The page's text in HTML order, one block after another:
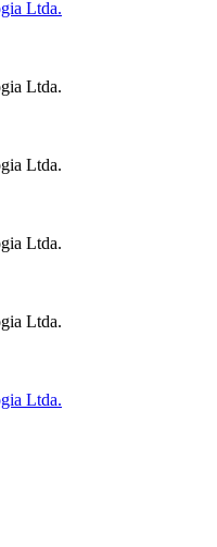
Ltda.
Ltda.
Ltda.
Ltda.
Ltda.
Ltda.